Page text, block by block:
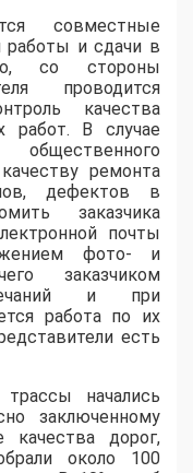
совместные
и сдачи в
со стороны
проводится
качества
работ. В случае
ремонта
дефектов в
заказчика
почты
фото- и
заказчиком
и при
работа по их
есть
начались
заключенному
качества дорог,
около 100